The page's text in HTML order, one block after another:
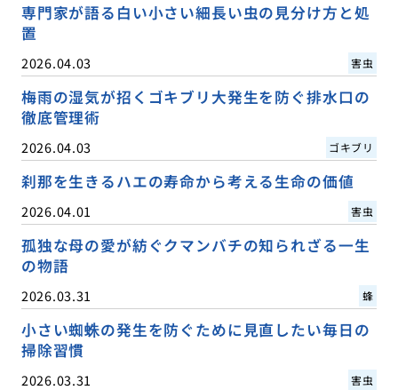
専門家が語る白い小さい細長い虫の見分け方と処
置
2026.04.03 害虫
梅雨の湿気が招くゴキブリ大発生を防ぐ排水口の
徹底管理術
2026.04.03 ゴキブリ
刹那を生きるハエの寿命から考える生命の価値
2026.04.01 害虫
孤独な母の愛が紡ぐクマンバチの知られざる一生
の物語
2026.03.31 蜂
小さい蜘蛛の発生を防ぐために見直したい毎日の
掃除習慣
2026.03.31 害虫